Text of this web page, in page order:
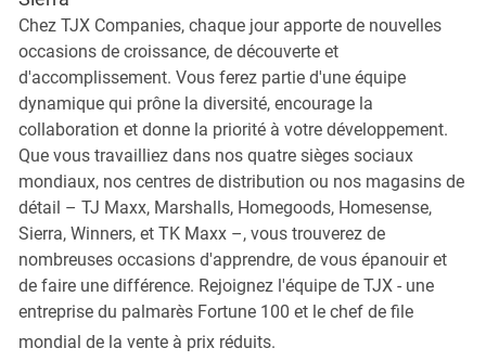
Chez TJX Companies, chaque jour apporte de nouvelles
occasions de croissance, de découverte et
d'accomplissement. Vous ferez partie d'une équipe
dynamique qui prône la diversité, encourage la
collaboration et donne la priorité à votre développement.
Que vous travailliez dans nos quatre sièges sociaux
mondiaux, nos centres de distribution ou nos magasins de
détail – TJ Maxx, Marshalls, Homegoods, Homesense,
Sierra, Winners, et TK Maxx –, vous trouverez de
nombreuses occasions d'apprendre, de vous épanouir et
de faire une différence. Rejoignez l'équipe de TJX - une
entreprise du palmarès Fortune 100 et le chef de file
mondial de la vente à prix réduits.